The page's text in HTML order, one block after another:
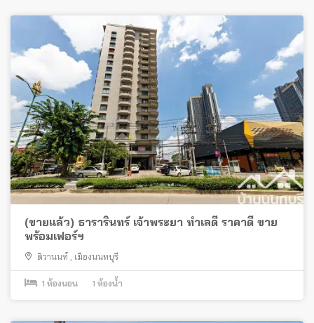
(ขายแล้ว) ธารารินทร์ เจ้าพระยา ทำเลดี ราคาดี ขาย
พร้อมเฟอร์ฯ
ติวานนท์ , เมืองนนทบุรี
1 ห้องนอน 1 ห้องน้ำ